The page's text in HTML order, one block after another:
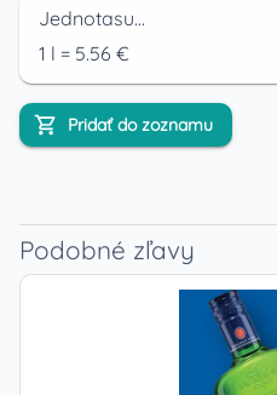
Jednotasupermarket
1 l = 5.56 €
Pridať do zoznamu
Podobné zľavy